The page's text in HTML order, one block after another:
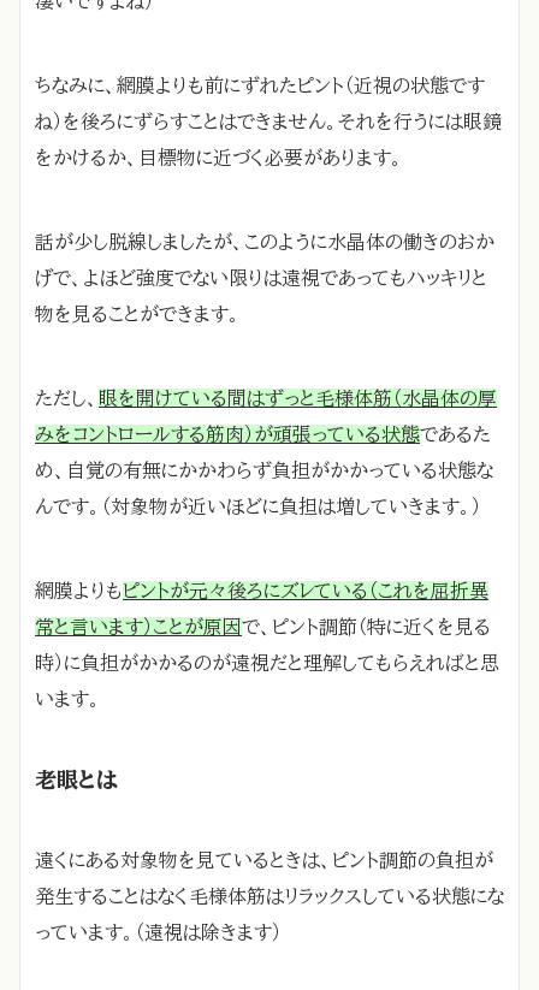
ちなみに、網膜よりも前にずれたピント（近視の状態です
ね）を後ろにずらすことはできません。それを行うには眼鏡
をかけるか、目標物に近づく必要があります。
話が少し脱線しましたが、このように水晶体の働きのおか
げで、よほど強度でない限りは遠視であってもハッキリと
物を見ることができます。
ただし、 眼を開けている間はずっと毛様体筋（水晶体の厚
みをコントロールする筋肉）が頑張っている状態であるた
め、自覚の有無にかかわらず負担がかかっている状態な
んです。（対象物が近いほどに負担は増していきます。）
網膜よりもピントが元々後ろにズレている（これを屈折異
常と言います）ことが原因で、ピント調節（特に近くを見る
時）に負担がかかるのが遠視だと理解してもらえればと思
います。
老眼とは
遠くにある対象物を見ているときは、ピント調節の負担が
発生することはなく毛様体筋はリラックスしている状態にな
っています。（遠視は除きます）